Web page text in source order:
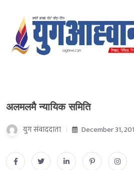
अलमलमै न्यायिक समिति
युग संवाददाता December 31,